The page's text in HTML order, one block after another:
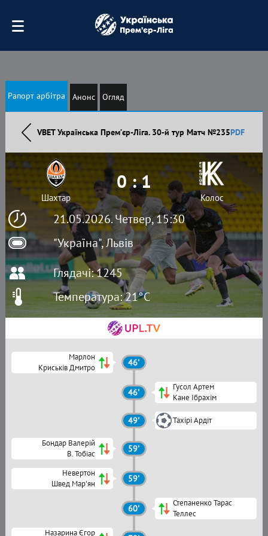
Рапорт арбітра Анонс Огляд
VBET Українська Премʼєр-Ліга. 30-й тур Матч №235PDF
21.05.2026. Четвер, 15:30
"Україна", Львів
Шахтар
0 : 1
Колос
Глядачі: 1245
Температура: 21°C
Марлон
Криськів Дмитро
46'
46'
Гусол Артем
Кане Ібрахім
49' Тахірі Ардіт
Бондар Валерій
В. Тобіас
59'
Невертон
Швед Мар'ян
59'
60'
Степаненко Тарас
Теллес
Назарина Єгор